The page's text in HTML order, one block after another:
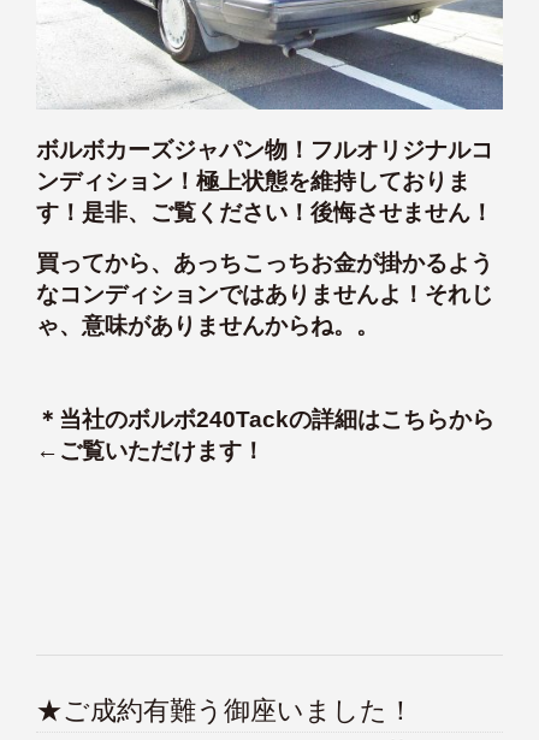
ボルボカーズジャパン物！フルオリジナルコ
ンディション！極上状態を維持しておりま
す！是非、ご覧ください！後悔させません！
買ってから、あっちこっちお金が掛かるよう
なコンディションではありませんよ！それじ
ゃ、意味がありませんからね。。
＊ 当社のボルボ240Tackの詳細はこちらから
←ご覧いただけます！
★ご成約有難う御座いました！